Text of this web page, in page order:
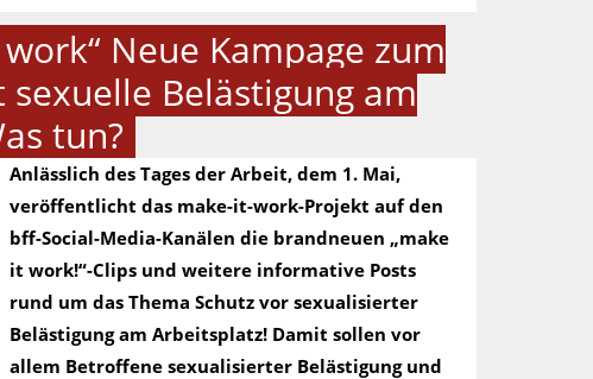
Neue Kampage zum
sexuelle Belästigung am
tun?
Anlässlich des Tages der Arbeit, dem 1. Mai,
veröffentlicht das make-it-work-Projekt auf den
bff-Social-Media-Kanälen die brandneuen „make
it work!“-Clips und weitere informative Posts
rund um das Thema Schutz vor sexualisierter
Belästigung am Arbeitsplatz! Damit sollen vor
allem Betroffene sexualisierter Belästigung und